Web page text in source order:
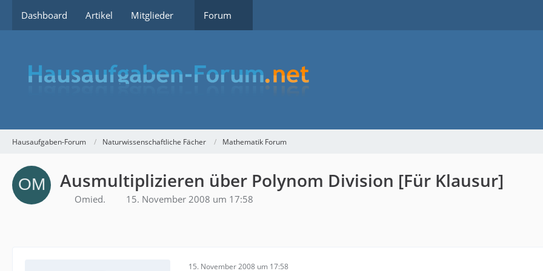
Dashboard Artikel Mitglieder Forum
Hausaufgaben-Forum Naturwissenschaftliche Fächer Mathematik Forum
Ausmultiplizieren über Polynom Division [Für Klausur]
Omied. 15. November 2008 um 17:58
15. November 2008 um 17:58